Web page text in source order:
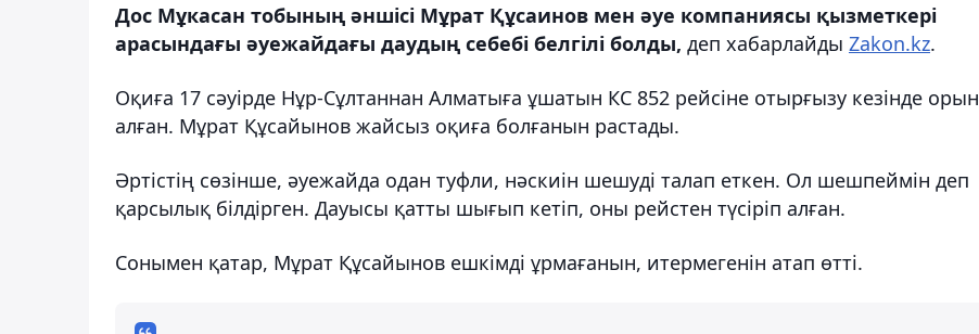
Дос Мұкасан тобының әншісі Мұрат Құсаинов мен әуе компаниясы қызметкері
арасындағы әуежайдағы даудың себебі белгілі болды, деп хабарлайды Zakon.kz.
Оқиға 17 сәуірде Нұр-Сұлтаннан Алматыға ұшатын КС 852 рейсіне отырғызу кезінде орын
алған. Мұрат Құсайынов жайсыз оқиға болғанын растады.
Әртістің сөзінше, әуежайда одан туфли, нәскиін шешуді талап еткен. Ол шешпеймін деп
қарсылық білдірген. Дауысы қатты шығып кетіп, оны рейстен түсіріп алған.
Сонымен қатар, Мұрат Құсайынов ешкімді ұрмағанын, итермегенін атап өтті.